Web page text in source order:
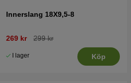
Innerslang 18X9,5-8
269 kr 299 kr
I lager Köp